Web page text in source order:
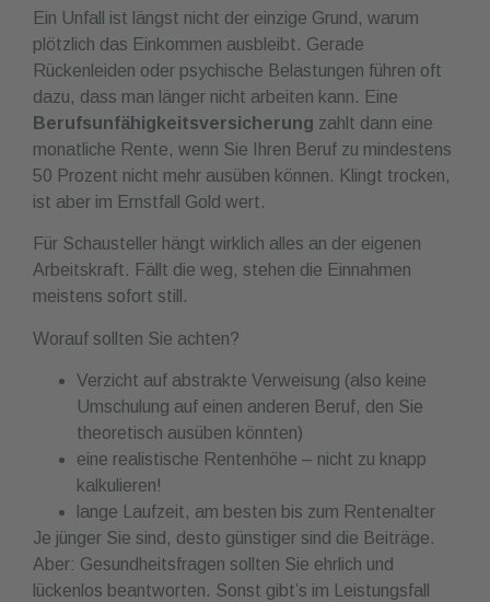
Ein Unfall ist längst nicht der einzige Grund, warum
plötzlich das Einkommen ausbleibt. Gerade
Rückenleiden oder psychische Belastungen führen oft
dazu, dass man länger nicht arbeiten kann. Eine
Berufsunfähigkeitsversicherung zahlt dann eine
monatliche Rente, wenn Sie Ihren Beruf zu mindestens
50 Prozent nicht mehr ausüben können. Klingt trocken,
ist aber im Ernstfall Gold wert.
Für Schausteller hängt wirklich alles an der eigenen
Arbeitskraft. Fällt die weg, stehen die Einnahmen
meistens sofort still.
Worauf sollten Sie achten?
Verzicht auf abstrakte Verweisung (also keine
Umschulung auf einen anderen Beruf, den Sie
theoretisch ausüben könnten)
eine realistische Rentenhöhe – nicht zu knapp
kalkulieren!
lange Laufzeit, am besten bis zum Rentenalter
Je jünger Sie sind, desto günstiger sind die Beiträge.
Aber: Gesundheitsfragen sollten Sie ehrlich und
lückenlos beantworten. Sonst gibt’s im Leistungsfall